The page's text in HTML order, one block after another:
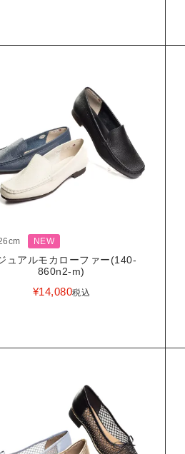
NEW
ュアルモカローファー(140-
860n2-m)
¥14,080税込